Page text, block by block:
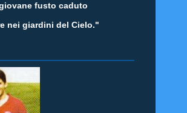
fusto caduto
nei giardini del Cielo."